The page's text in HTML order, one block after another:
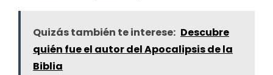
Quizás también te interese: Descubre
quién fue el autor del Apocalipsis de la
Biblia